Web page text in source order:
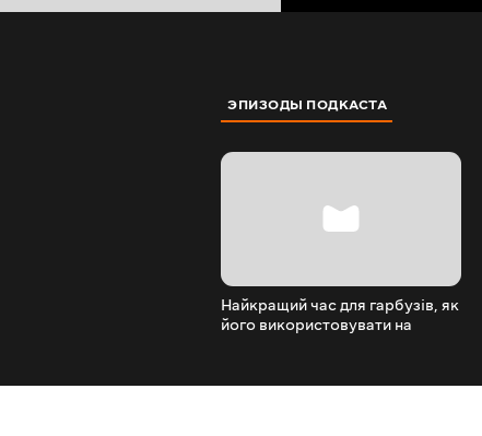
ЭПИЗОДЫ ПОДКАСТА
Найкращий час для гарбузів, як
його використовувати на